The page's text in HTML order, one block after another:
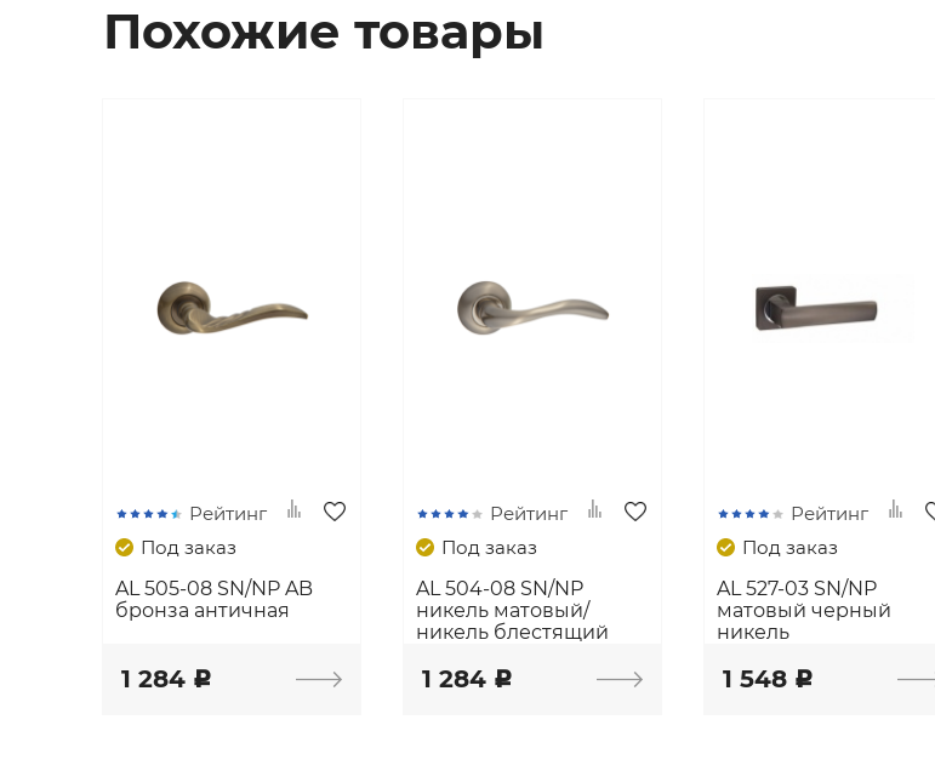
Похожие товары
Рейтинг
Под заказ
AL 505-08 SN/NP AB
бронза античная
1 284 c
Рейтинг
Под заказ
AL 504-08 SN/NP
никель матовый/
никель блестящий
1 284 c
Рейтинг
Под заказ
AL 527-03 SN/NP
матовый черный
никель
1 548 c